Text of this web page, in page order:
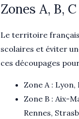
Zones A, B,
Le territoire français
scolaires et éviter
ces découpages
Zone A :
Zone B : Aix-
Rennes,